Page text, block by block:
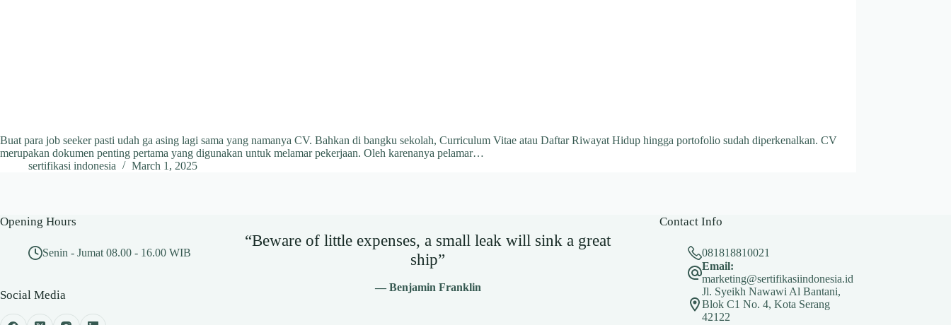
Buat para job seeker pasti udah ga asing lagi sama yang namanya CV. Bahkan di bangku sekolah, Curriculum Vitae atau Daftar Riwayat Hidup hingga portofolio sudah diperkenalkan. CV
merupakan dokumen penting pertama yang digunakan untuk melamar pekerjaan. Oleh karenanya pelamar…
sertifikasi indonesia
March 1, 2025
Opening Hours
Senin - Jumat 08.00 - 16.00 WIB
Social Media
“Beware of little expenses, a small leak will sink a great
ship”
— Benjamin Franklin
Contact Info
081818810021
Email:
marketing@sertifikasiindonesia.id
Jl. Syeikh Nawawi Al Bantani,
Blok C1 No. 4, Kota Serang
42122